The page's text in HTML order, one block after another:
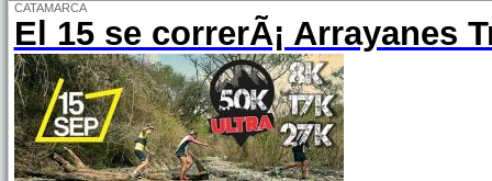
CATAMARCA
El 15 se correrÃ¡ Arrayanes